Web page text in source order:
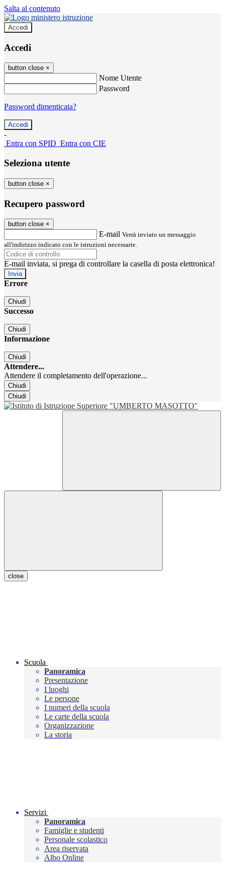
Salta al contenuto
Accedi
Accedi
button close ×
Nome Utente
Password
Password dimenticata?
-
Entra con SPID Entra con CIE
Seleziona utente
button close ×
Recupero password
button close ×
E-mail Verrà inviato un messaggio
all'indirizzo indicato con le istruzioni necessarie.
E-mail inviata, si prega di controllare la casella di posta elettronica!
Errore
Chiudi
Successo
Chiudi
Informazione
Chiudi
Attendere...
Attendere il completamento dell'operazione...
Chiudi
Chiudi
close
Scuola
Panoramica
Presentazione
I luoghi
Le persone
I numeri della scuola
Le carte della scuola
Organizzazione
La storia
Servizi
Panoramica
Famiglie e studenti
Personale scolastico
Area riservata
Albo Online